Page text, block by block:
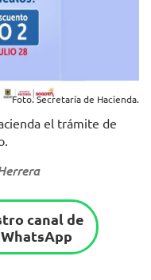
Foto. Secretaría de Hacienda.
el trámite de
canal de